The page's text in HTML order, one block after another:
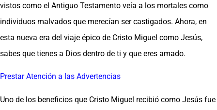
vistos como el Antiguo Testamento veía a los mortales como
individuos malvados que merecían ser castigados. Ahora, en
esta nueva era del viaje épico de Cristo Miguel como Jesús,
sabes que tienes a Dios dentro de ti y que eres amado.
Prestar Atención a las Advertencias
Uno de los beneficios que Cristo Miguel recibió como Jesús fue